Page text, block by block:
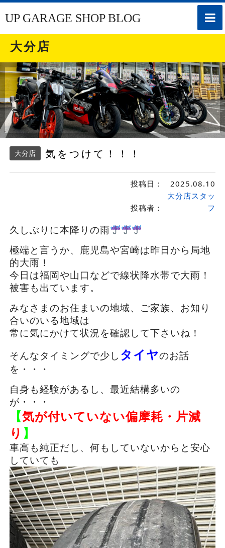
toggle
UP GARAGE SHOP BLOG
大分店
大分店 気をつけて！！！
投稿日： 2025.08.10
投稿者：
大分店スタッ
フ
久しぶりに本降りの雨
極端と言うか、鹿児島や宮崎は昨日から局地
的大雨！
今日は福岡や山口などで線状降水帯で大雨！
被害も出ています。
みなさまのお住まいの地域、ご家族、お知り
合いのいる地域は
常に気にかけて状況を確認して下さいね！
そんなタイミングで少し タイヤのお話
を・・・
自身も経験があるし、最近結構多いの
が・・・
【気が付いていない偏摩耗・片減
り 】
車高も純正だし、何もしていないからと安心
していても